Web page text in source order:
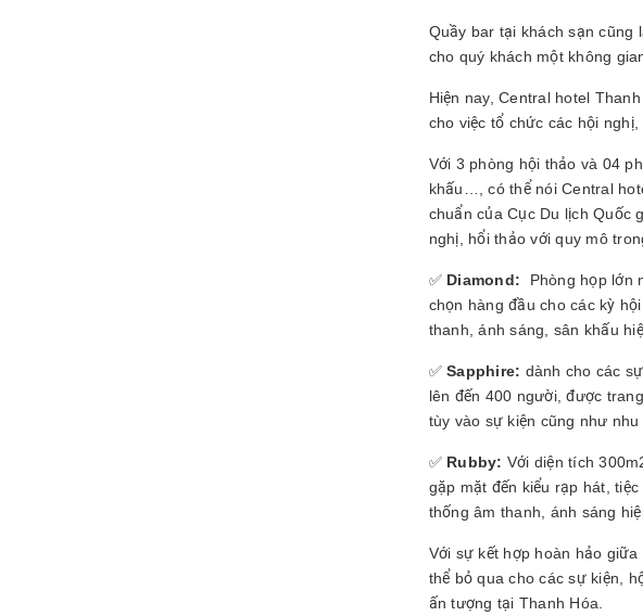
Quầy bar tại khách sạn cũng
cho quý khách một không
Hiện nay, Central hotel
cho việc tổ chức các hội
Với 3 phòng hội thảo và 04
khấu…, có thể nói Central
chuẩn của Cục Du lịch Quốc
nghị, hổi thảo với quy mô
✅Diamond:
Phòng họp lớn
chọn hàng đầu cho các kỳ
thanh, ánh sáng, sân khấu
✅ Sapphire: dành cho các
lên đến 400 người, được
tùy vào sự kiện cũng như
✅ Rubby: Với diện tích
gặp mặt đến kiểu rạp hát,
thống âm thanh, ánh sáng
Với sự kết hợp hoàn hảo
thể bỏ qua cho các sự kiện,
ấn tượng tại Thanh Hóa.